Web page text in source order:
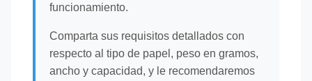
funcionamiento.
Comparta sus requisitos detallados con
respecto al tipo de papel, peso en gramos,
ancho y capacidad, y le recomendaremos